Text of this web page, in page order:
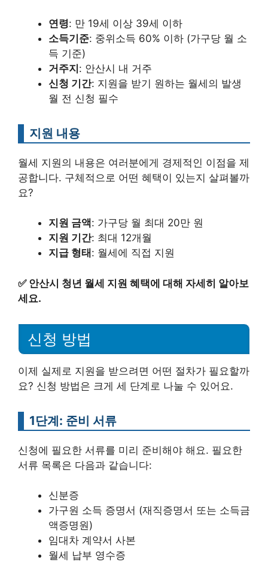
연령: 만 19세 이상 39세 이하
소득기준: 중위소득 60% 이하 (가구당 월 소
득 기준)
거주지: 안산시 내 거주
신청 기간: 지원을 받기 원하는 월세의 발생
월 전 신청 필수
지원 내용
월세 지원의 내용은 여러분에게 경제적인 이점을 제
공합니다. 구체적으로 어떤 혜택이 있는지 살펴볼까
요?
지원 금액: 가구당 월 최대 20만 원
지원 기간: 최대 12개월
지급 형태 : 월세에 직접 지원
✅ 안산시 청년 월세 지원 혜택에 대해 자세히 알아보
세요.
신청 방법
이제 실제로 지원을 받으려면 어떤 절차가 필요할까
요? 신청 방법은 크게 세 단계로 나눌 수 있어요.
1단계: 준비 서류
신청에 필요한 서류를 미리 준비해야 해요. 필요한
서류 목록은 다음과 같습니다:
신분증
가구원 소득 증명서 (재직증명서 또는 소득금
액증명원)
임대차 계약서 사본
월세 납부 영수증